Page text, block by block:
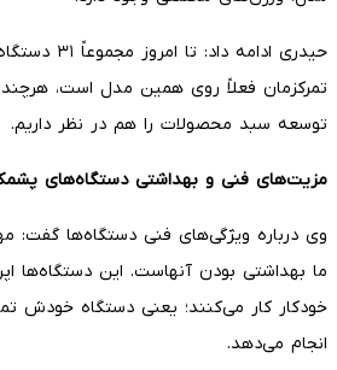
حیدری ادامه
تمرکزمان فعلاً روی همین مدل است، هرچند
توسعه سبد محصولات را هم در نظر داریم.
مزیت‌های فنی و بهداشتی دستگاه‌های
وی درباره ویژگی‌های فنی دستگاه‌ها گفت:
ما بهداشتی بودن آنهاست. این دستگاه‌ها
خودکار کار می‌کنند؛ یعنی دستگاه خودش
انجام می‌دهد.